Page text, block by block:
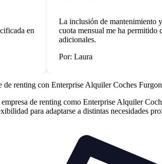
en
La inclusión de mantenimiento y
cuota mensual me ha permitido
adicionales.
Por: Laura
de renting con Enterprise Alquiler Coches
de renting como Enterprise Alquiler
para adaptarse a distintas necesidades